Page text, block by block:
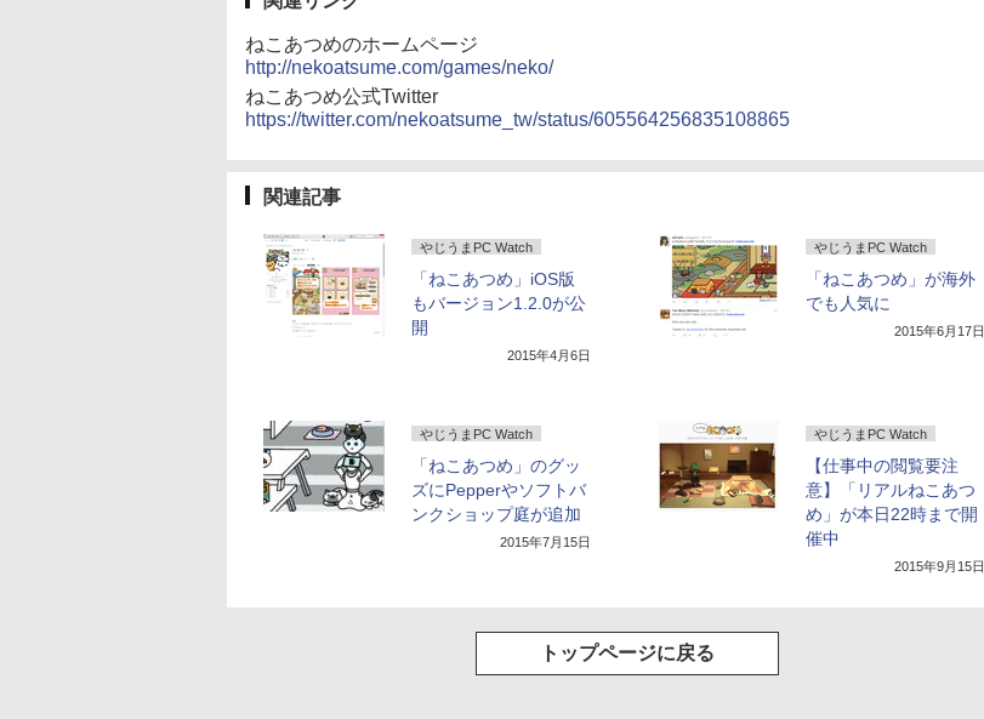
ねこあつめのホームページ
http://nekoatsume.com/games/neko/
ねこあつめ公式Twitter
https://twitter.com/nekoatsume_tw/status/605564256835108865
関連記事
やじうまPC Watch
「ねこあつめ」iOS版
もバージョン1.2.0が公
開
2015年4月6日
やじうまPC Watch
「ねこあつめ」が海外
でも人気に
2015年6月17日
やじうまPC Watch
「ねこあつめ」のグッ
ズにPepperやソフトバ
ンクショップ庭が追加
2015年7月15日
やじうまPC Watch
【仕事中の閲覧要注
意】「リアルねこあつ
め」が本日22時まで開
催中
2015年9月15日
トップページに戻る